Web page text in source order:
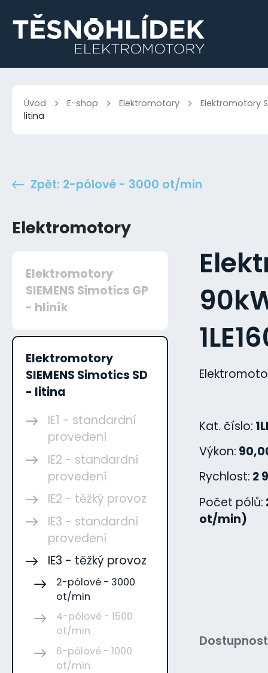
Úvod E-shop Elektromotory
Elektromotory
litina
Zpět: 2-pólové - 3000 ot/min
Elektromotory
Elektromotory
SIEMENS Simotics GP
- hliník
Elektromotory
SIEMENS Simotics SD
- litina
IE1 - standardní
provedení
IE2 - standardní
provedení
IE2 - těžký provoz
IE3 - standardní
provedení
IE3 - těžký provoz
2-pólové - 3000
ot/min
4-pólové - 1500
ot/min
6-pólové - 1000
ot/min
Kat. číslo:
Výkon:
Rychlost: 2
Počet pólů:
ot/min)